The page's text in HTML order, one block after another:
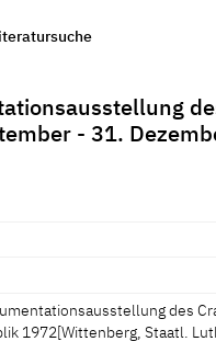
- 31.
des
1972[Wittenberg, Staatl.